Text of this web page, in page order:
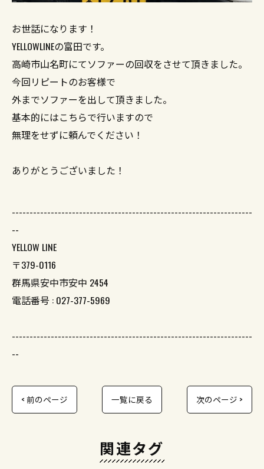
お世話になります！
YELLOWLINEの富田です。
高崎市山名町にてソファーの回収をさせて頂きました。
今回リピートのお客様で
外までソファーを出して頂きました。
基本的にはこちらで行いますので
無理をせずに頼んでください！
ありがとうございました！
--------------------------------------------------------------------
--
YELLOW LINE
〒379-0116
群馬県安中市安中 2454
電話番号 : 027-377-5969
--------------------------------------------------------------------
--
< 前のページ 一覧に戻る 次のページ >
関連タグ